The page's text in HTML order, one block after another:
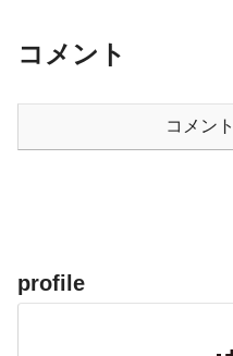
コメント
コメン
profile